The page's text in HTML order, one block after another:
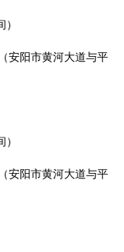
）
安阳市黄河大道与平
安阳市黄河大道与平